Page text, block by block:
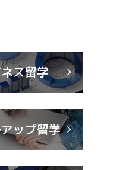
ス留学
ップ留学